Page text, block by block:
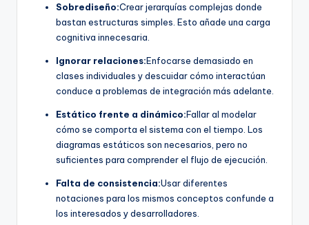
Sobrediseño:Crear jerarquías complejas donde
bastan estructuras simples. Esto añade una carga
cognitiva innecesaria.
Ignorar relaciones:Enfocarse demasiado en
clases individuales y descuidar cómo interactúan
conduce a problemas de integración más adelante.
Estático frente a dinámico:Fallar al modelar
cómo se comporta el sistema con el tiempo. Los
diagramas estáticos son necesarios, pero no
suficientes para comprender el flujo de ejecución.
Falta de consistencia:Usar diferentes
notaciones para los mismos conceptos confunde a
los interesados y desarrolladores.